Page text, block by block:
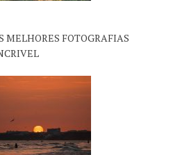
MELHORES FOTOGRAFIAS